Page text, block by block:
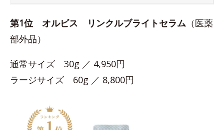
第1位 オルビス リンクルブライトセラム （医薬
部外品）
通常サイズ 30g ／ 4,950円
ラージサイズ 60g ／ 8,800円